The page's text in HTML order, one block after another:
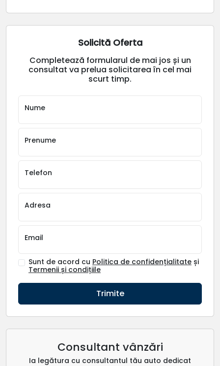
Solicită Oferta
Completează formularul de mai jos și un
consultat va prelua solicitarea în cel mai
scurt timp.
Nume
Prenume
Telefon
Adresa
Email
Sunt de acord cu Politica de confidențialitate și
Termenii și condițiile
Trimite
Consultant vânzări
Ia legătura cu consultantul tău auto dedicat